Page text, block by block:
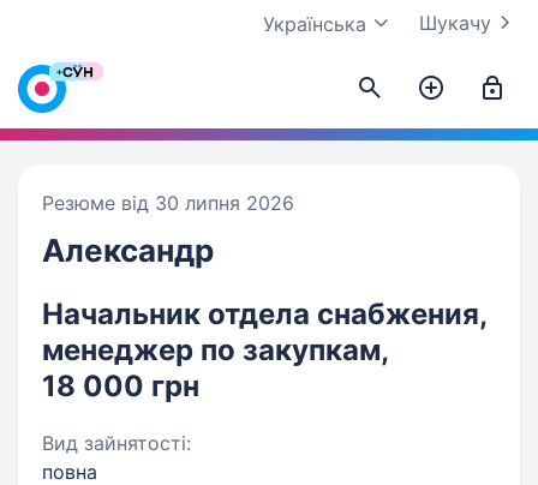
Шукачу
Українська
Резюме від 30 липня 2026
Александр
Начальник отдела снабжения,
менеджер по закупкам,
18 000 грн
Вид зайнятості:
повна